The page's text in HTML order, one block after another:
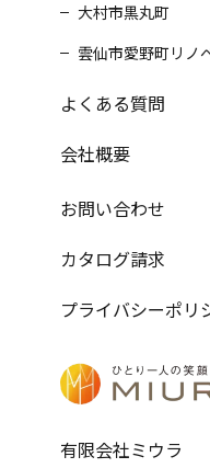
有限会社ミウラ
大村市黒丸町
雲仙市愛野町リノ
よくある質問
会社概要
お問い合わせ
カタログ請求
プライバシーポリ